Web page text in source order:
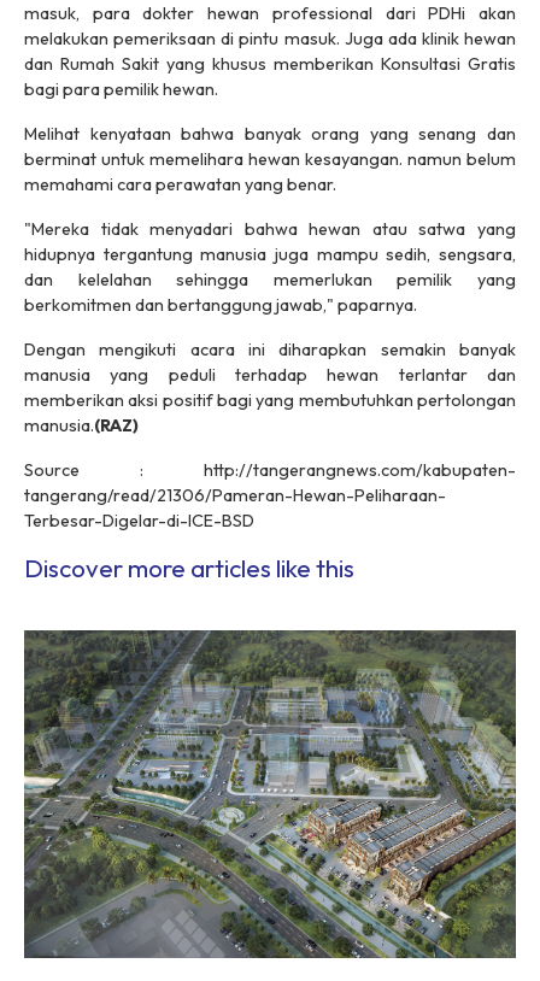
masuk, para dokter hewan professional dari PDHi akan
melakukan pemeriksaan di pintu masuk. Juga ada klinik hewan
dan Rumah Sakit yang khusus memberikan Konsultasi Gratis
bagi para pemilik hewan.
Melihat kenyataan bahwa banyak orang yang senang dan
berminat untuk memelihara hewan kesayangan. namun belum
memahami cara perawatan yang benar.
"Mereka tidak menyadari bahwa hewan atau satwa yang
hidupnya tergantung manusia juga mampu sedih, sengsara,
dan kelelahan sehingga memerlukan pemilik yang
berkomitmen dan bertanggung jawab," paparnya.
Dengan mengikuti acara ini diharapkan semakin banyak
manusia yang peduli terhadap hewan terlantar dan
memberikan aksi positif bagi yang membutuhkan pertolongan
manusia.(RAZ)
Source : http://tangerangnews.com/kabupaten-
tangerang/read/21306/Pameran-Hewan-Peliharaan-
Terbesar-Digelar-di-ICE-BSD
Discover more articles like this